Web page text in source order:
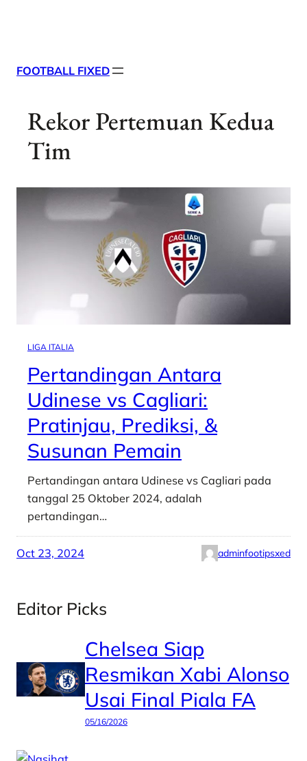
FOOTBALL FIXED
Rekor Pertemuan Kedua
Tim
LIGA ITALIA
Pertandingan Antara
Udinese vs Cagliari:
Pratinjau, Prediksi, &
Susunan Pemain
Pertandingan antara Udinese vs Cagliari pada
tanggal 25 Oktober 2024, adalah
pertandingan…
Oct 23, 2024 adminfootipsxed
Editor Picks
Chelsea Siap
Resmikan Xabi Alonso
Usai Final Piala FA
05/16/2026